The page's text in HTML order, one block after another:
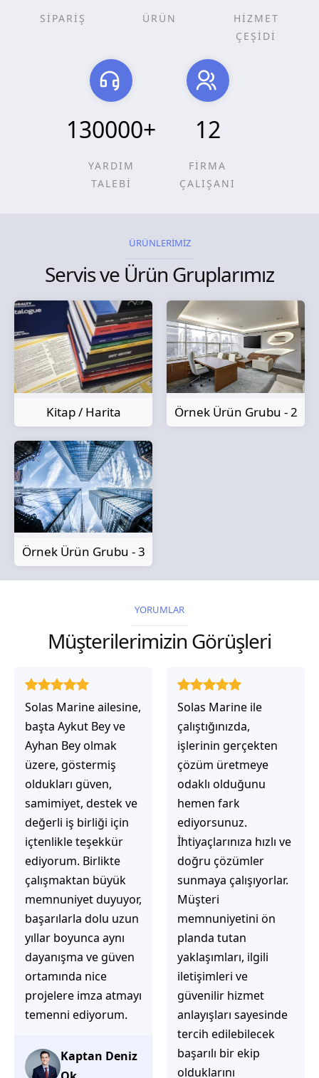
SİPARİŞ ÜRÜN
HİZMET
ÇEŞİDİ
130000+
YARDIM
TALEBİ
12
FİRMA
ÇALIŞANI
ÜRÜNLERİMİZ
Servis ve Ürün Gruplarımız
Kitap / Harita Örnek Ürün Grubu - 2
Örnek Ürün Grubu - 3
YORUMLAR
Müşterilerimizin Görüşleri
Solas Marine ailesine,
başta Aykut Bey ve
Ayhan Bey olmak
üzere, göstermiş
oldukları güven,
samimiyet, destek ve
değerli iş birliği için
içtenlikle teşekkür
ediyorum. Birlikte
çalışmaktan büyük
memnuniyet duyuyor,
başarılarla dolu uzun
yıllar boyunca aynı
dayanışma ve güven
ortamında nice
projelere imza atmayı
temenni ediyorum.
Kaptan Deniz
Solas Marine ile
çalıştığınızda,
işlerinin gerçekten
çözüm üretmeye
odaklı olduğunu
hemen fark
ediyorsunuz.
İhtiyaçlarınıza hızlı ve
doğru çözümler
sunmaya çalışıyorlar.
Müşteri
memnuniyetini ön
planda tutan
yaklaşımları, ilgili
iletişimleri ve
güvenilir hizmet
anlayışları sayesinde
tercih edilebilecek
başarılı bir ekip
olduklarını